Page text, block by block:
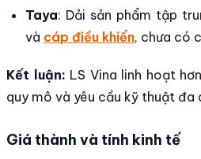
Taya: Dải sản phẩm tập
và cáp điều khiển, chưa có
Kết luận: LS Vina linh hoạt
quy mô và yêu cầu kỹ thuật đa
Giá thành và tính kinh tế